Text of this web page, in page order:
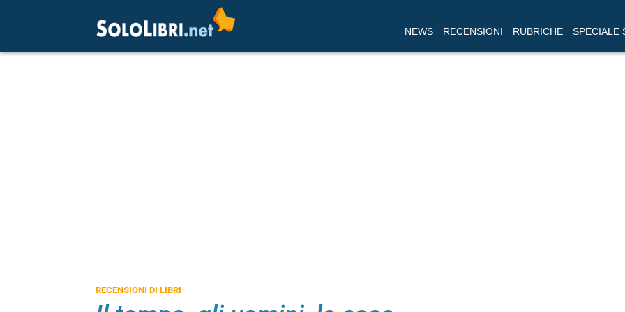
NEWS RECENSIONI RUBRICHE SPECIALE
RECENSIONI DI LIBRI